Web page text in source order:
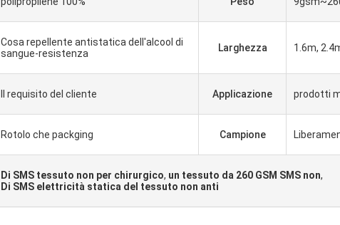
Cosa repellente antistatica dell'alcool di
sangue-resistenza
Larghezza 1.6m,
Il requisito del cliente Applicazione prodotti
Rotolo che packging Campione
Di SMS tessuto non per chirurgico, un tessuto da 260 GSM SMS non,
Di SMS elettricità statica del tessuto non anti